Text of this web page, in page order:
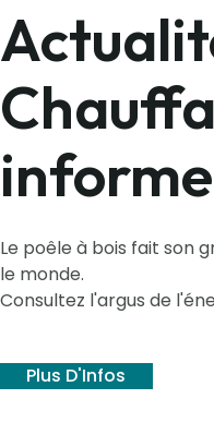
informe
Le poêle à bois fait son
le monde.
Consultez l'argus de
Plus D'Infos